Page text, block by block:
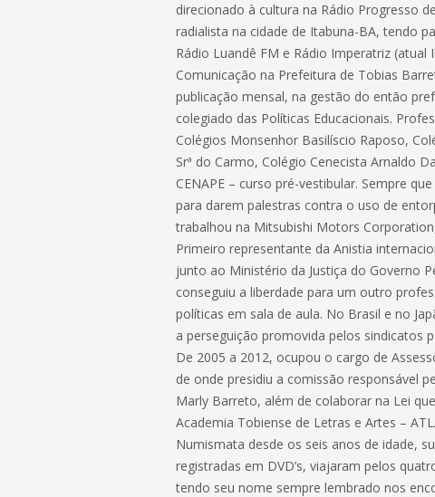
direcionado à cultura na Rádio Progresso
radialista na cidade de Itabuna-BA, tendo
Rádio Luandê FM e Rádio Imperatriz
Comunicação na Prefeitura de Tobias
publicação mensal, na gestão do então
colegiado das Políticas Educacionais.
Colégios Monsenhor Basilíscio Raposo,
Srª do Carmo, Colégio Cenecista Arnaldo
CENAPE – curso pré-vestibular. Sempre
para darem palestras contra o uso de
trabalhou na Mitsubishi Motors
Primeiro representante da Anistia
junto ao Ministério da Justiça do Governo
conseguiu a liberdade para um outro
políticas em sala de aula. No Brasil e no
a perseguição promovida pelos sindicatos
De 2005 a 2012, ocupou o cargo de
de onde presidiu a comissão responsável
Marly Barreto, além de colaborar na Lei
Academia Tobiense de Letras e Artes –
Numismata desde os seis anos de idade,
registradas em DVD’s, viajaram pelos
tendo seu nome sempre lembrado nos